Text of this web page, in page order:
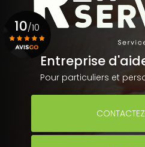
Entreprise
Pour particuliers et
10/10
Voir le certificat